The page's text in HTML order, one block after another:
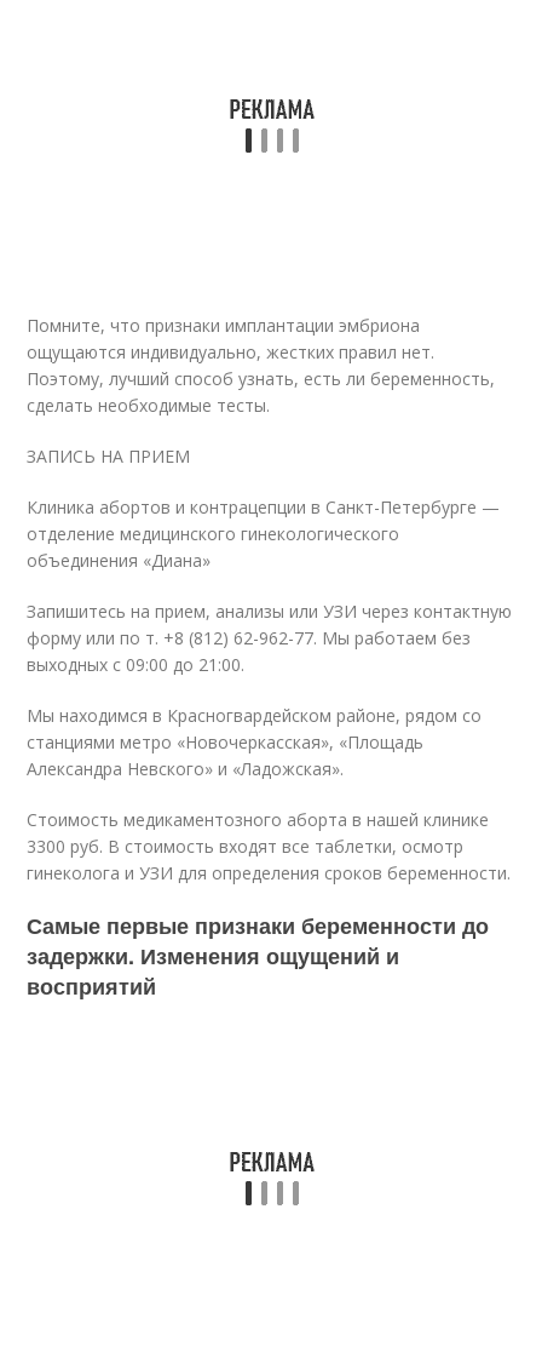
Помните, что признаки имплантации эмбриона
ощущаются индивидуально, жестких правил нет.
Поэтому, лучший способ узнать, есть ли беременность,
сделать необходимые тесты.
ЗАПИСЬ НА ПРИЕМ
Клиника абортов и контрацепции в Санкт-Петербурге —
отделение медицинского гинекологического
объединения «Диана»
Запишитесь на прием, анализы или УЗИ через контактную
форму или по т. +8 (812) 62-962-77. Мы работаем без
выходных с 09:00 до 21:00.
Мы находимся в Красногвардейском районе, рядом со
станциями метро «Новочеркасская», «Площадь
Александра Невского» и «Ладожская».
Стоимость медикаментозного аборта в нашей клинике
3300 руб. В стоимость входят все таблетки, осмотр
гинеколога и УЗИ для определения сроков беременности.
Самые первые признаки беременности до
задержки. Изменения ощущений и
восприятий